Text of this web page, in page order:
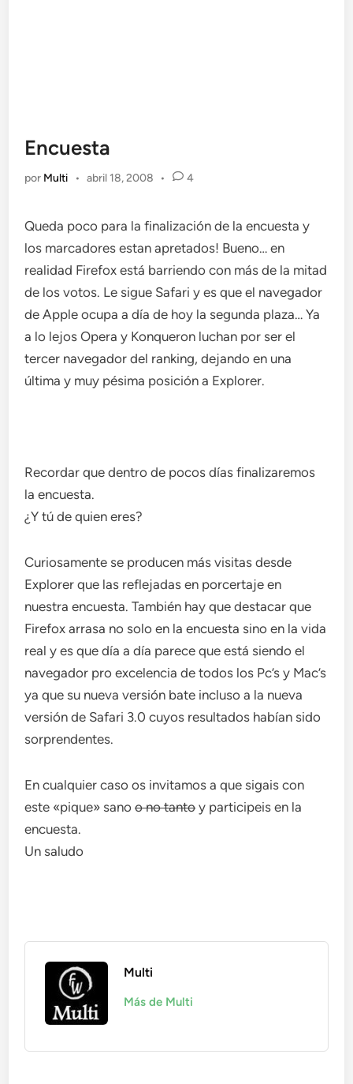
Encuesta
por Multi • abril 18, 2008 • 4
Queda poco para la finalización de la encuesta y
los marcadores estan apretados! Bueno… en
realidad Firefox está barriendo con más de la mitad
de los votos. Le sigue Safari y es que el navegador
de Apple ocupa a día de hoy la segunda plaza… Ya
a lo lejos Opera y Konqueron luchan por ser el
tercer navegador del ranking, dejando en una
última y muy pésima posición a Explorer.
Recordar que dentro de pocos días finalizaremos
la encuesta.
¿Y tú de quien eres?
Curiosamente se producen más visitas desde
Explorer que las reflejadas en porcertaje en
nuestra encuesta. También hay que destacar que
Firefox arrasa no solo en la encuesta sino en la vida
real y es que día a día parece que está siendo el
navegador pro excelencia de todos los Pc’s y Mac’s
ya que su nueva versión bate incluso a la nueva
versión de Safari 3.0 cuyos resultados habían sido
sorprendentes.
En cualquier caso os invitamos a que sigais con
este «pique» sanoo no tantoy participeis en la
encuesta.
Un saludo
Multi
Más de Multi